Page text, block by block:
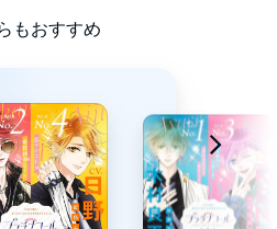
ろくドラマＣＤがついてくる！★
男子に恋をする～』／小学館
もおすすめ